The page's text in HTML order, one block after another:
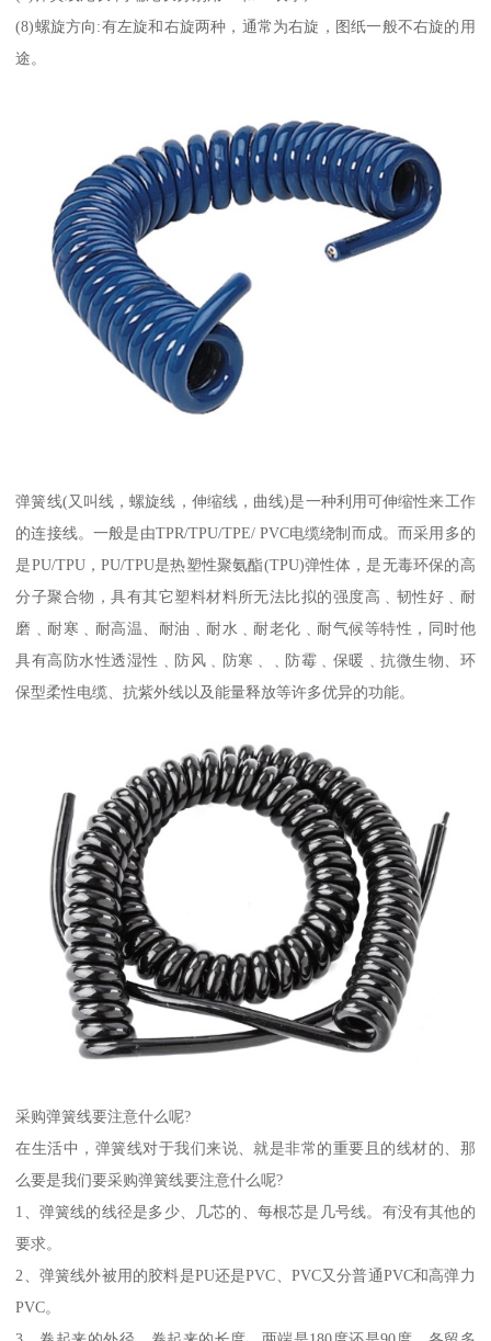
(8)螺旋方向:有左旋和右旋两种，通常为右旋，图纸一般不右旋的用
途。
弹簧线(又叫线，螺旋线，伸缩线，曲线)是一种利用可伸缩性来工作
的连接线。一般是由TPR/TPU/TPE/ PVC电缆绕制而成。而采用多的
是PU/TPU，PU/TPU是热塑性聚氨酯(TPU)弹性体，是无毒环保的高
分子聚合物，具有其它塑料材料所无法比拟的强度高﹑韧性好﹑耐
磨﹑耐寒﹑耐高温、耐油﹑耐水﹑耐老化﹑耐气候等特性，同时他
具有高防水性透湿性﹑防风﹑防寒﹑﹑防霉﹑保暖﹑抗微生物、环
保型柔性电缆、抗紫外线以及能量释放等许多优异的功能。
采购弹簧线要注意什么呢?
在生活中，弹簧线对于我们来说、就是非常的重要且的线材的、那
么要是我们要采购弹簧线要注意什么呢?
1、弹簧线的线径是多少、几芯的、每根芯是几号线。有没有其他的
要求。
2、弹簧线外被用的胶料是PU还是PVC、PVC又分普通PVC和高弹力
PVC。